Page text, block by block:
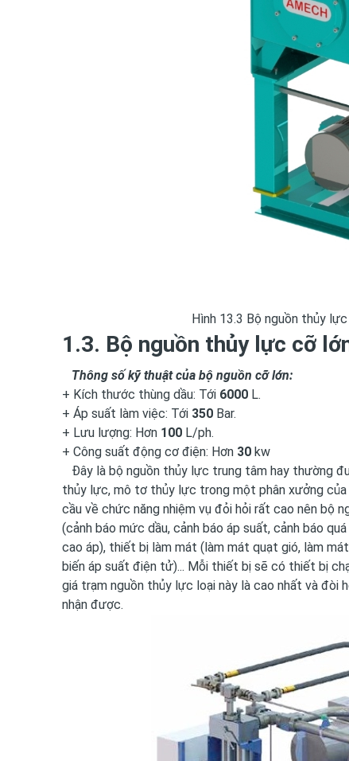
Hình 13.3 Bộ nguồn thủy
1.3. Bộ nguồn thủy lực cỡ
Thông số kỹ thuật của bộ nguồn cỡ lớn:
+ Kích thước thùng dầu: Tới 6000 L.
+ Áp suất làm việc: Tới 350 Bar.
+ Lưu lượng: Hơn 100 L/ph.
+ Công suất động cơ điện: Hơn 30 kw
Đây là bộ nguồn thủy lực trung tâm hay thường
thủy lực, mô tơ thủy lực trong một phân xưởng
cầu về chức năng nhiệm vụ đỏi hỏi rất cao nên bộ
(cảnh báo mức dầu, cảnh báo áp suất, cảnh báo
cao áp), thiết bị làm mát (làm mát quạt gió, làm
biến áp suất điện tử)... Mỗi thiết bị sẽ có thiết bị
giá trạm nguồn thủy lực loại này là cao nhất và đòi
nhận được.